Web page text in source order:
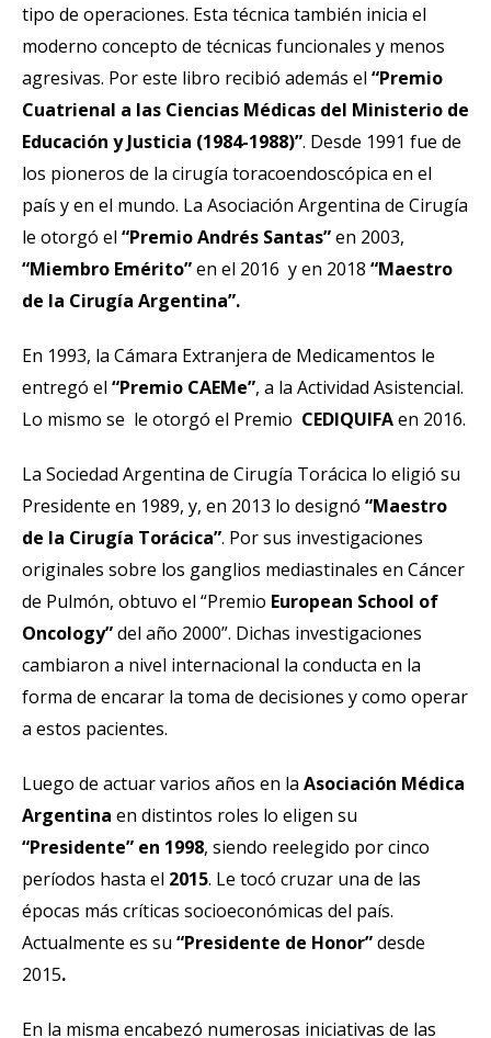
tipo de operaciones. Esta técnica también inicia el
moderno concepto de técnicas funcionales y menos
agresivas. Por este libro recibió además el “Premio
Cuatrienal a las Ciencias Médicas del Ministerio de
Educación y Justicia (1984-1988)”. Desde 1991 fue de
los pioneros de la cirugía toracoendoscópica en el
país y en el mundo. La Asociación Argentina de Cirugía
le otorgó el “Premio Andrés Santas”en 2003,
“Miembro Emérito”en el 2016 y en 2018 “Maestro
de la Cirugía Argentina”.
En 1993, la Cámara Extranjera de Medicamentos le
entregó el “Premio CAEMe”, a la Actividad Asistencial.
Lo mismo se le otorgó el Premio CEDIQUIFAen 2016.
La Sociedad Argentina de Cirugía Torácica lo eligió su
Presidente en 1989, y, en 2013 lo designó “Maestro
de la Cirugía Torácica”. Por sus investigaciones
originales sobre los ganglios mediastinales en Cáncer
de Pulmón, obtuvo el “Premio European School of
Oncology”del año 2000”. Dichas investigaciones
cambiaron a nivel internacional la conducta en la
forma de encarar la toma de decisiones y como operar
a estos pacientes.
Luego de actuar varios años en la Asociación Médica
Argentina en distintos roles lo eligen su
“Presidente” en 1998, siendo reelegido por cinco
períodos hasta el 2015. Le tocó cruzar una de las
épocas más críticas socioeconómicas del país.
Actualmente es su “Presidente de Honor”desde
2015.
En la misma encabezó numerosas iniciativas de las